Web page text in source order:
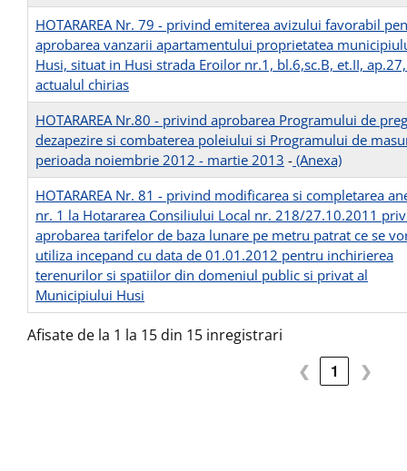
HOTARAREA Nr. 79 - privind emiterea avizului favorabil
aprobarea vanzarii apartamentului proprietatea
Husi, situat in Husi strada Eroilor nr.1, bl.6,sc.B, et.II,
actualul chirias
HOTARAREA Nr.80 - privind aprobarea Programului de
dezapezire si combaterea poleiului si Programului de
perioada noiembrie 2012 - martie 2013 - (Anexa)
HOTARAREA Nr. 81 - privind modificarea si completarea
nr. 1 la Hotararea Consiliului Local nr. 218/27.10.2011
aprobarea tarifelor de baza lunare pe metru patrat ce se
utiliza incepand cu data de 01.01.2012 pentru inchirierea
terenurilor si spatiilor din domeniul public si privat al
Municipiului Husi
Afisate de la 1 la 15 din 15 inregistrari
❮ 1 ❯